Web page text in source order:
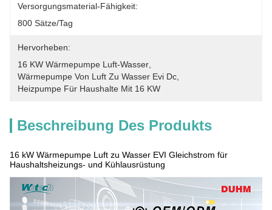
Versorgungsmaterial-Fähigkeit:
800 Sätze/Tag
Hervorheben:
16 KW Wärmepumpe Luft-Wasser
Wärmepumpe Von Luft Zu Wasser Evi Dc
Heizpumpe Für Haushalte Mit 16 KW
Beschreibung Des Produkts
16 kW Wärmepumpe Luft zu Wasser EVI Gleichstrom für
Haushaltsheizungs- und Kühlausrüstung